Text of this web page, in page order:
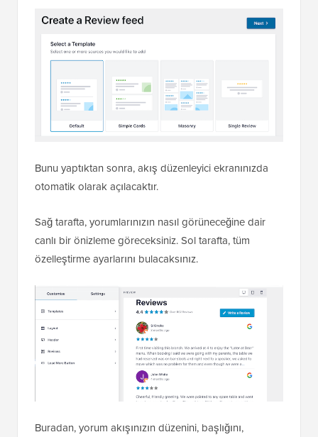
Bunu yaptıktan sonra, akış düzenleyici ekranınızda
otomatik olarak açılacaktır.
Sağ tarafta, yorumlarınızın nasıl görüneceğine dair
canlı bir önizleme göreceksiniz. Sol tarafta, tüm
özelleştirme ayarlarını bulacaksınız.
Buradan, yorum akışınızın düzenini, başlığını,